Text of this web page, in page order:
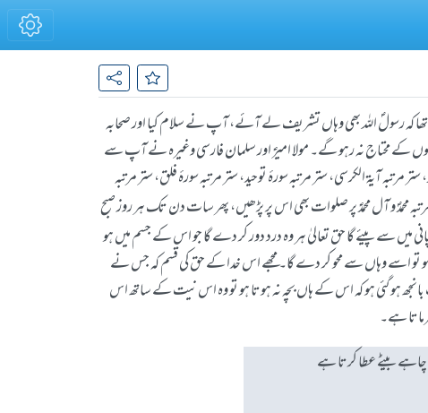
کہ رسولؐ اللہ بھی وہاں تشریف لے آئے، آپ نے سلام کیا اور صحابہ
کے محتاج نہ رہو گے۔ مولا امیرؑ اور سلمان فارسی وغیرہ نے آپ سے
آیۃ الکرسی، ستر مرتبہ سورۂ توحید، ستر مرتبہ سورۂ فلق، ستر مرتبہ
محمدؐ و آل محمدؑ پر صلوات بھی اس پر پڑھیں، پھر سات دن تک ہر روز صبح
سے پیئے گا حق تعالیٰ ہر وہ درد دور کر دے گا جو اس کے جسم میں ہو
تو اسے وہاں سے محو کر دے گا۔ مجھے اس خدا کے حق کی قسم کہ جس نے
ہو گئی ہو کہ اس کے ہاں بچہ نہ ہوتا ہو تو وہ اس نیت کے ساتھ اس
ہے۔
بیٹے عطا کرتا ہے